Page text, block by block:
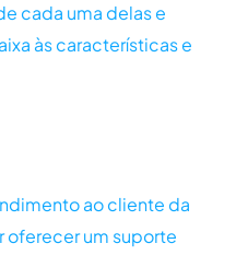
cada uma delas e
às características e
ao cliente da
oferecer um suporte